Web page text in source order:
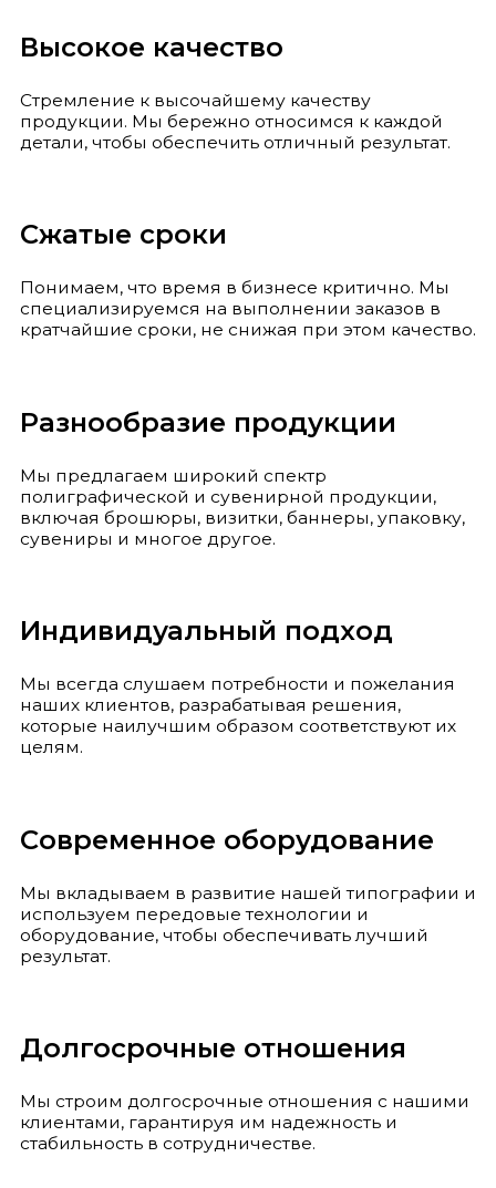
Высокое качество
Стремление к высочайшему качеству
продукции. Мы бережно относимся к каждой
детали, чтобы обеспечить отличный результат.
Сжатые сроки
Понимаем, что время в бизнесе критично. Мы
специализируемся на выполнении заказов в
кратчайшие сроки, не снижая при этом качество.
Разнообразие продукции
Мы предлагаем широкий спектр
полиграфической и сувенирной продукции,
включая брошюры, визитки, баннеры, упаковку,
сувениры и многое другое.
Индивидуальный подход
Мы всегда слушаем потребности и пожелания
наших клиентов, разрабатывая решения,
которые наилучшим образом соответствуют их
целям.
Современное оборудование
Мы вкладываем в развитие нашей типографии и
используем передовые технологии и
оборудование, чтобы обеспечивать лучший
результат.
Долгосрочные отношения
Мы строим долгосрочные отношения с нашими
клиентами, гарантируя им надежность и
стабильность в сотрудничестве.